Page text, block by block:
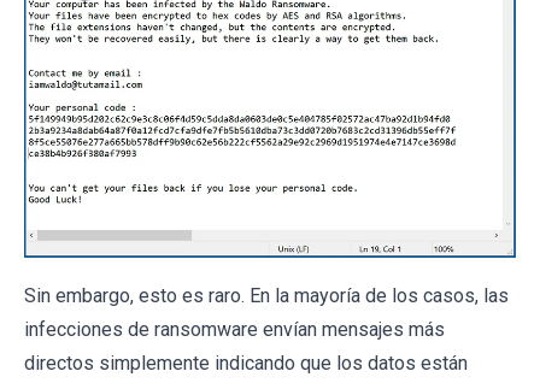
Sin embargo, esto es raro. En la mayoría de los casos, las
infecciones de ransomware envían mensajes más
directos simplemente indicando que los datos están